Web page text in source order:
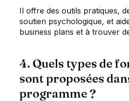
Il offre des outils pratiques,
soutien psychologique, et
business plans et à trouver
4. Quels types de
sont proposées
programme ?